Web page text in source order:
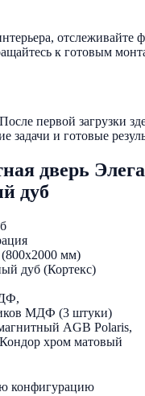
отслеживайте
к готовым
первой загрузки
задачи и готовые
дверь
дуб
мм)
дуб (Кортекс)
МДФ (3 штуки)
AGB Polaris,
хром матовый
конфигурацию